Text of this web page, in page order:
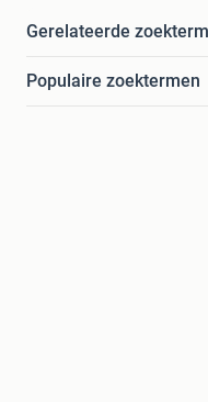
Gerelateerde
Populaire zoektermen